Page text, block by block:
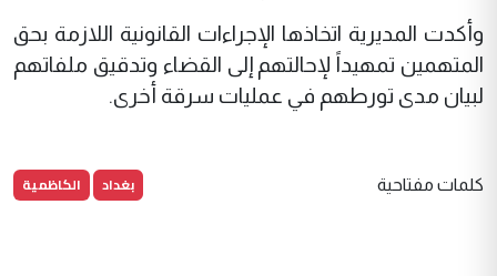
وأكدت المديرية اتخاذها الإجراءات القانونية اللازمة بحق
المتهمين تمهيداً لإحالتهم إلى القضاء وتدقيق ملفاتهم
لبيان مدى تورطهم في عمليات سرقة أخرى.
كلمات مفتاحية بغداد الكاظمية